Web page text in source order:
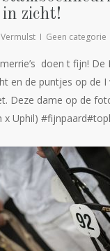
zicht!
Geen categorie
doen t fijn! De
en de puntjes op de I
Deze dame op de
x Uphil)